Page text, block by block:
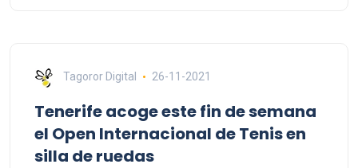
Tagoror Digital 26-11-2021
Tenerife acoge este fin de semana
el Open Internacional de Tenis en
silla de ruedas